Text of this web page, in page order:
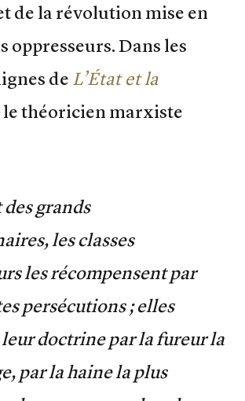
de la révolution mise en
oppresseurs. Dans les
de L’État et la
le théoricien marxiste
grands
les classes
les récompensent par
persécutions ; elles
doctrine par la fureur la
par la haine la plus